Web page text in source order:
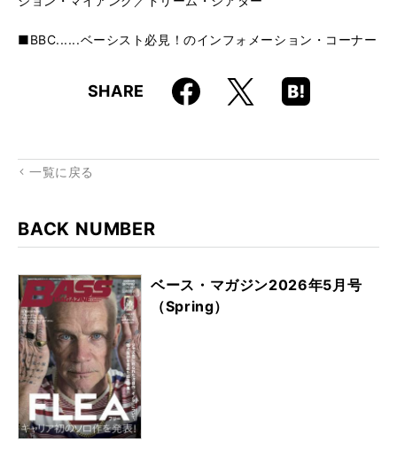
■BBC......ベーシスト必見！のインフォメーション・コーナー
SHARE Faceboo
k
X
Hatena
Boo
一覧に戻る
BACK NUMBER
ベース・マガジン2026年5月号
（Spring）